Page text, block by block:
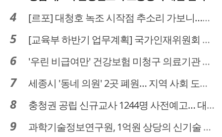
[르포] 대청호 녹조 시작점 추소리 가보니…걷어내도 짙은 초록빛
[교육부 하반기 업무계획] 국가인재위원회 신설… 거점국립대 3곳 성장엔진·AI 분야 패키지 지원
'우린 비급여만' 건강보험 미청구 의료기관 대전 65곳 충남 31곳
세종시 '동네 의원' 2곳 폐원… 지역 사회 도마 위
충청권 공립 신규교사 1244명 사전예고… 대전 초등 34명서 4명으로
과학기술정보연구원, 1억원 상당의 신기술 기업 이전 완료